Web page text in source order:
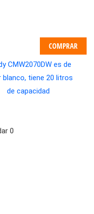
COMPRAR
0